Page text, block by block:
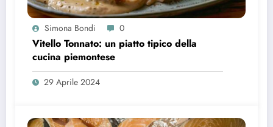
Simona Bondi 0
Vitello Tonnato: un piatto tipico della
cucina piemontese
29 Aprile 2024